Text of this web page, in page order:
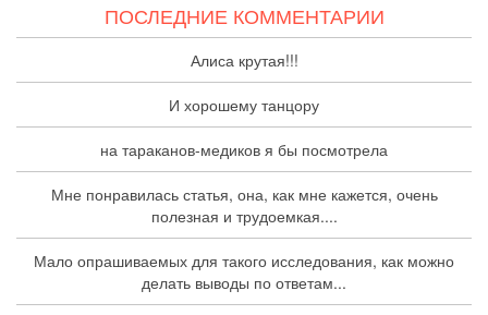
ПОСЛЕДНИЕ КОММЕНТАРИИ
Алиса крутая!!!
И хорошему танцору
на тараканов-медиков я бы посмотрела
Мне понравилась статья, она, как мне кажется, очень
полезная и трудоемкая....
Мало опрашиваемых для такого исследования, как можно
делать выводы по ответам...